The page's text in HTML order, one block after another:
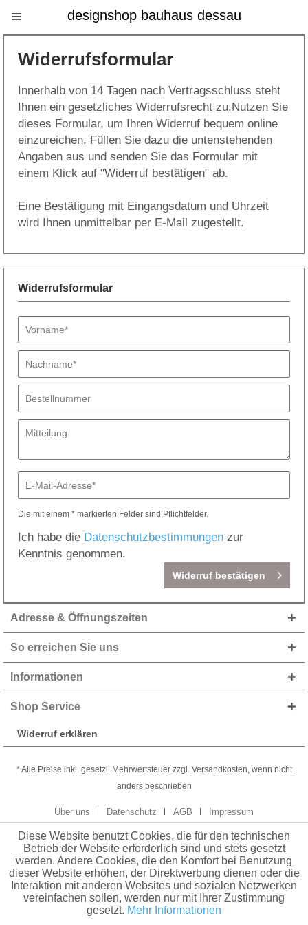
designshop bauhaus dessau
Widerrufsformular
Innerhalb von 14 Tagen nach Vertragsschluss steht
Ihnen ein gesetzliches Widerrufsrecht zu.Nutzen Sie
dieses Formular, um Ihren Widerruf bequem online
einzureichen. Füllen Sie dazu die untenstehenden
Angaben aus und senden Sie das Formular mit
einem Klick auf "Widerruf bestätigen" ab.
Eine Bestätigung mit Eingangsdatum und Uhrzeit
wird Ihnen unmittelbar per E-Mail zugestellt.
Widerrufsformular
Die mit einem * markierten Felder sind Pflichtfelder.
Ich habe die Datenschutzbestimmungen zur
Kenntnis genommen.
Widerruf bestätigen
Adresse & Öffnungszeiten
So erreichen Sie uns
Informationen
Shop Service
Widerruf erklären
* Alle Preise inkl. gesetzl. Mehrwertsteuer zzgl. Versandkosten, wenn nicht
anders beschrieben
Über uns Datenschutz AGB Impressum
Diese Website benutzt Cookies, die für den technischen
Betrieb der Website erforderlich sind und stets gesetzt
werden. Andere Cookies, die den Komfort bei Benutzung
dieser Website erhöhen, der Direktwerbung dienen oder die
Interaktion mit anderen Websites und sozialen Netzwerken
vereinfachen sollen, werden nur mit Ihrer Zustimmung
gesetzt. Mehr Informationen